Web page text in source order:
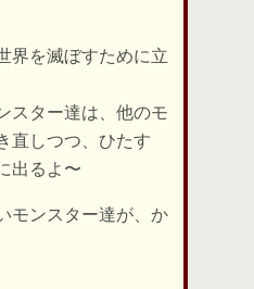
界を滅ぼすために立
スター達は、他のモ
直しつつ、ひたす
出るよ〜
モンスター達が、か